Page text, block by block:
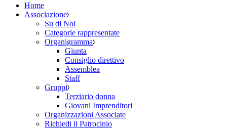
Home
Associazione
Su di Noi
Categorie rappresentate
Organigramma
Giunta
Consiglio direttivo
Assemblea
Staff
Gruppi
Terziario donna
Giovani Imprenditori
Organizzazioni Associate
Richiedi il Patrocinio